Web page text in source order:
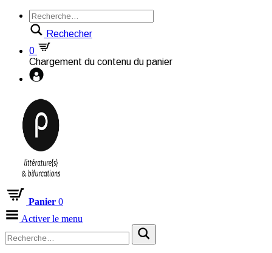
Rechecher
0
Chargement du contenu du panier
Panier 0
Activer le menu